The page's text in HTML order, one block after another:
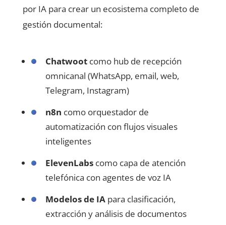
por IA para crear un ecosistema completo de
gestión documental:
Chatwoot como hub de recepción
omnicanal (WhatsApp, email, web,
Telegram, Instagram)
n8n como orquestador de
automatización con flujos visuales
inteligentes
ElevenLabs como capa de atención
telefónica con agentes de voz IA
Modelos de IA para clasificación,
extracción y análisis de documentos